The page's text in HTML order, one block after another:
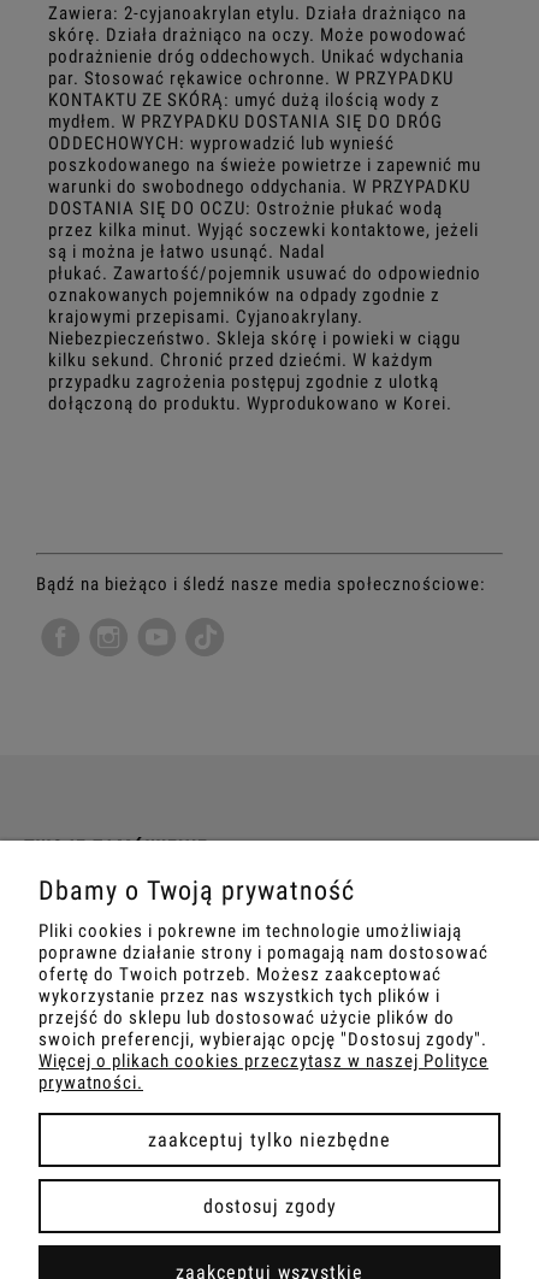
Zawiera: 2-cyjanoakrylan etylu. Działa drażniąco na
skórę. Działa drażniąco na oczy. Może powodować
podrażnienie dróg oddechowych. Unikać wdychania
par. Stosować rękawice ochronne. W PRZYPADKU
KONTAKTU ZE SKÓRĄ: umyć dużą ilością wody z
mydłem. W PRZYPADKU DOSTANIA SIĘ DO DRÓG
ODDECHOWYCH: wyprowadzić lub wynieść
poszkodowanego na świeże powietrze i zapewnić mu
warunki do swobodnego oddychania. W PRZYPADKU
DOSTANIA SIĘ DO OCZU: Ostrożnie płukać wodą
przez kilka minut. Wyjąć soczewki kontaktowe, jeżeli
są i można je łatwo usunąć. Nadal
płukać. Zawartość/pojemnik usuwać do odpowiednio
oznakowanych pojemników na odpady zgodnie z
krajowymi przepisami. Cyjanoakrylany.
Niebezpieczeństwo. Skleja skórę i powieki w ciągu
kilku sekund. Chronić przed dziećmi. W każdym
przypadku zagrożenia postępuj zgodnie z ulotką
dołączoną do produktu. Wyprodukowano w Korei.
Bądź na bieżąco i śledź nasze media społecznościowe:
TWOJE ZAMÓWIENIE
INFORMACJE
MARKETING
SZKOLENIA
pokaż pełną wersję strony
Sklep internetowy Shoper Premium
Dbamy o Twoją prywatność
Pliki cookies i pokrewne im technologie umożliwiają
poprawne działanie strony i pomagają nam dostosować
ofertę do Twoich potrzeb. Możesz zaakceptować
wykorzystanie przez nas wszystkich tych plików i
przejść do sklepu lub dostosować użycie plików do
swoich preferencji, wybierając opcję "Dostosuj zgody".
Więcej o plikach cookies przeczytasz w naszej Polityce
prywatności.
zaakceptuj tylko niezbędne
dostosuj zgody
zaakceptuj wszystkie